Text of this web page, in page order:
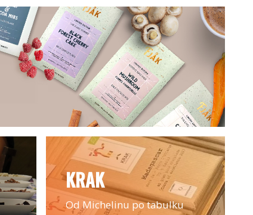
KRAK
Od Michelinu po tabulku